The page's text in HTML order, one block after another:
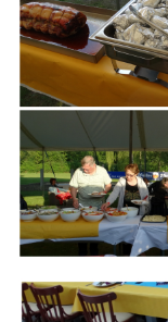
Branding
ARMCHAIR